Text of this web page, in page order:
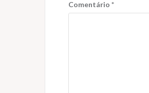
Comentário *